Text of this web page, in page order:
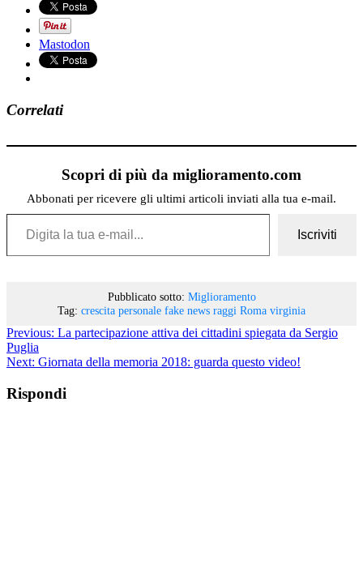
Mastodon
Correlati
Scopri di più da miglioramento.com
Abbonati per ricevere gli ultimi articoli inviati alla tua e-mail.
Digita la tua e-mail...
Iscriviti
Pubblicato sotto: Miglioramento
Tag: crescita personale fake news raggi Roma virginia
Previous: La partecipazione attiva dei cittadini spiegata da Sergio
Puglia
Next: Giornata della memoria 2018: guarda questo video!
Rispondi